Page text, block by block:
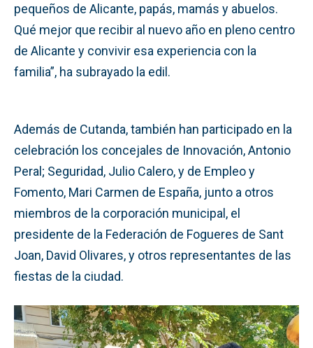
pequeños de Alicante, papás, mamás y abuelos.
Qué mejor que recibir al nuevo año en pleno centro
de Alicante y convivir esa experiencia con la
familia”, ha subrayado la edil.
Además de Cutanda, también han participado en la
celebración los concejales de Innovación, Antonio
Peral; Seguridad, Julio Calero, y de Empleo y
Fomento, Mari Carmen de España, junto a otros
miembros de la corporación municipal, el
presidente de la Federación de Fogueres de Sant
Joan, David Olivares, y otros representantes de las
fiestas de la ciudad.